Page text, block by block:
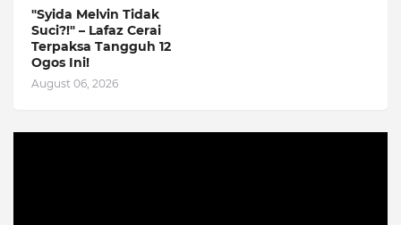
"Syida Melvin Tidak
Suci?!" – Lafaz Cerai
Terpaksa Tangguh 12
Ogos Ini!
August 06, 2026